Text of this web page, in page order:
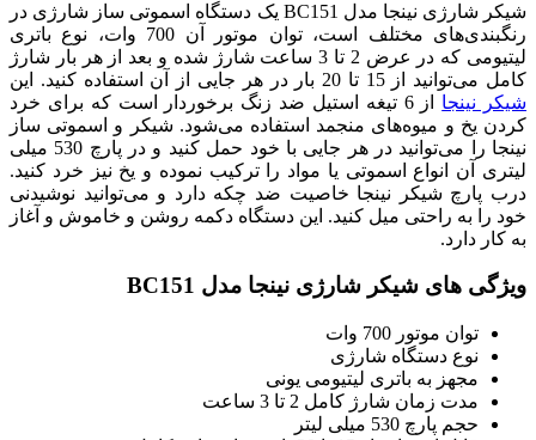
شیکر شارژی نینجا مدل BC151 یک دستگاه اسموتی ساز شارژی در
رنگبندی‌های مختلف است، توان موتور آن 700 وات، نوع باتری
لیتیومی که در عرض 2 تا 3 ساعت شارژ شده و بعد از هر بار شارژ
کامل می‌توانید از 15 تا 20 بار در هر جایی از آن استفاده کنید. این
شیکر نینجا
از 6 تیغه استیل ضد زنگ برخوردار است که برای خرد
کردن یخ و میوه‌های منجمد استفاده می‌شود. شیکر و اسموتی ساز
نینجا را می‌توانید در هر جایی با خود حمل کنید و در پارچ 530 میلی
لیتری آن انواع اسموتی یا مواد را ترکیب نموده و یخ نیز خرد کنید.
درب پارچ شیکر نینجا خاصیت ضد چکه دارد و می‌توانید نوشیدنی
خود را به راحتی میل کنید. این دستگاه دکمه روشن و خاموش و آغاز
به کار دارد.
ویژگی های شیکر شارژی نینجا مدل BC151
توان موتور 700 وات
نوع دستگاه شارژی
مجهز به باتری لیتیومی یونی
مدت زمان شارژ کامل 2 تا 3 ساعت
حجم پارچ 530 میلی لیتر